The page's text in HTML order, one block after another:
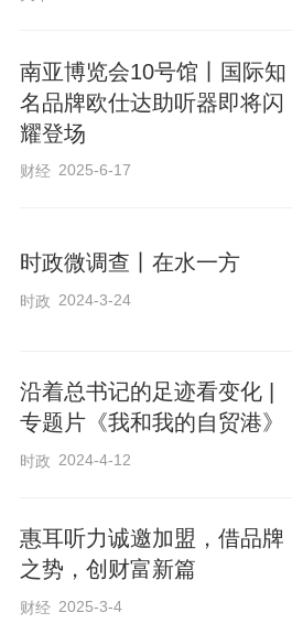
把靠天吃饭变成了
和乡亲们共同走上了
南亚博览会10号馆丨国际知
名品牌欧仕达助听器即将闪
耀登场
财经 2025-6-17
时政微调查丨在水一方
时政 2024-3-24
沿着总书记的足迹看变化 |
专题片《我和我的自贸港》
时政 2024-4-12
惠耳听力诚邀加盟，借品牌
之势，创财富新篇
财经 2025-3-4